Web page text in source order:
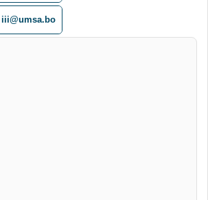
iii@umsa.bo